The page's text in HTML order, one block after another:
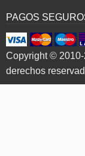
PAGOS
Copyright ©
derechos